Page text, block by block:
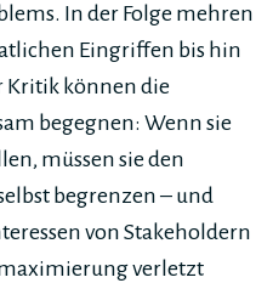
In der Folge mehren
Eingriffen bis hin
Kritik können die
begegnen: Wenn sie
müssen sie den
begrenzen – und
von Stakeholdern
verletzt